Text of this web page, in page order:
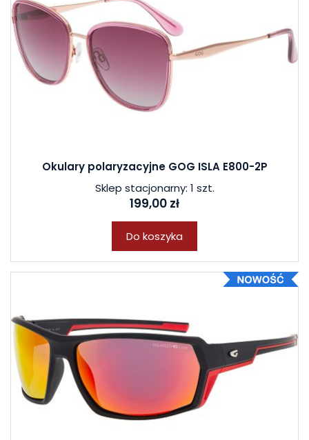
Okulary polaryzacyjne GOG ISLA E800-2P
Sklep stacjonarny: 1 szt.
199,00 zł
Do koszyka